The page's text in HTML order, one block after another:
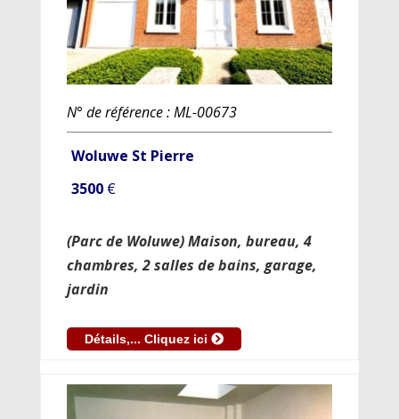
N° de référence : ML-00673
Woluwe St Pierre
3500€
(Parc de Woluwe) Maison, bureau, 4
chambres, 2 salles de bains, garage,
jardin
Détails,... Cliquez ici